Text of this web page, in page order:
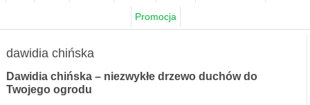
Promocja
dawidia chińska
Dawidia chińska – niezwykłe drzewo duchów do
Twojego ogrodu